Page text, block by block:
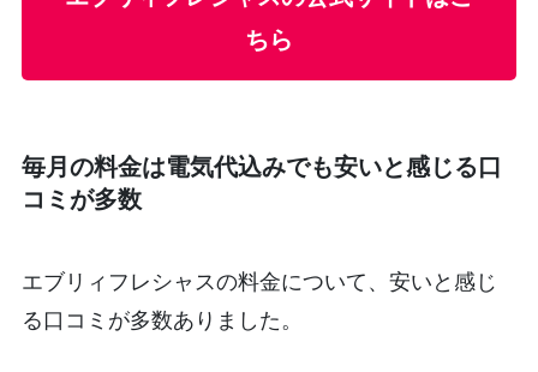
ちら
毎月の料金は電気代込みでも安いと感じる口
コミが多数
エブリィフレシャスの料金について、安いと感じ
る口コミが多数ありました。